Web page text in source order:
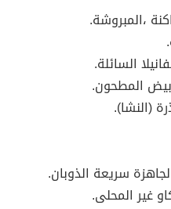
،المبروشة.
السائلة.
المطحون.
(النشا).
سريعة الذوبان.
غير المحلى.